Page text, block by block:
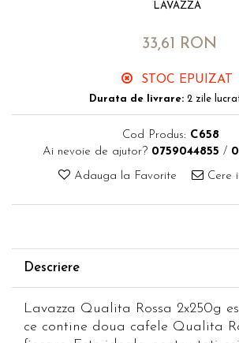
LAVAZZA
33,61 RON
STOC EPUIZAT
Durata de livrare: 2 zile
Cod Produs: C658
Ai nevoie de ajutor? 0759044855 /
Adauga la Favorite Cere
Descriere
Lavazza Qualita Rossa 2x250g
ce contine doua cafele Qualita